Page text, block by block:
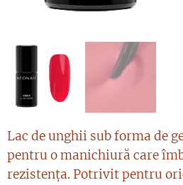
Lac de unghii sub forma de
pentru o manichiură care
rezistența. Potrivit pentru